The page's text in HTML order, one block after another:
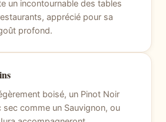
un incontournable des tables
apprécié pour sa
profond.
boisé, un Pinot Noir
sec comme un Sauvignon, ou